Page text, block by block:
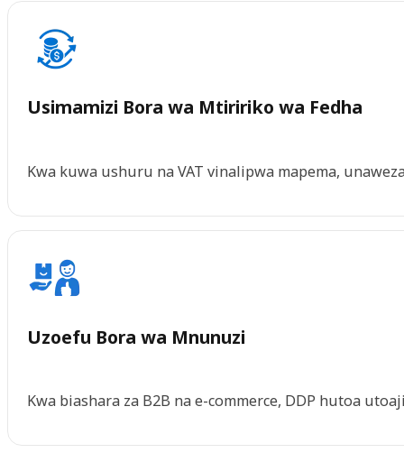
Usimamizi Bora wa Mtiririko wa Fedha
Kwa kuwa ushuru na VAT vinalipwa mapema,
Uzoefu Bora wa Mnunuzi
Kwa biashara za B2B na e-commerce, DDP hutoa